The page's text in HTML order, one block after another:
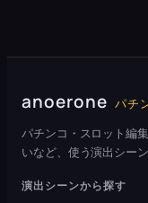
anoerone パチ
パチンコ・スロット編
いなど、使う演出シー
演出シーンから探す